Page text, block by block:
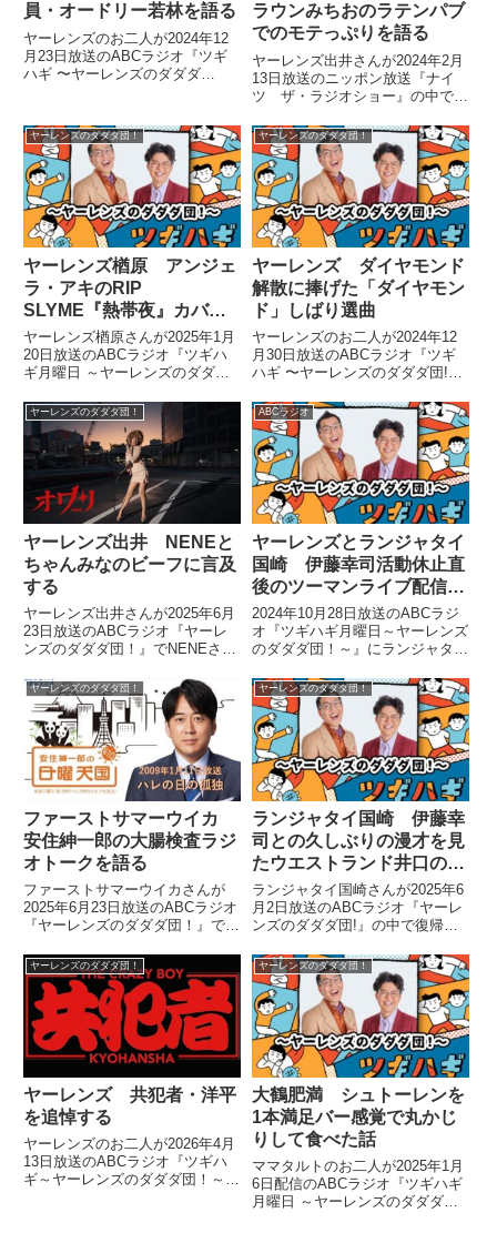
員・オードリー若林を語る
ヤーレンズのお二人が2024年12
月23日放送のABCラジオ『ツギ
ハギ 〜ヤーレンズのダダダ
めた事務所の先輩、オードリー若
林さんについて話していました。
ラウンみちおのラテンパブ
でのモテっぷりを語る
ヤーレンズ出井さんが2024年2月
13日放送のニッポン放送『ナイ
ツ ザ・ラジオショー』の中でト
国パブに飲みに行っていた件につ
いてトーク。みちおさんのラテン
女性からのモテっぷりについて、
話していました。
ヤーレンズのダダダ団！
ヤーレンズ楢原 アンジェ
ラ・アキのRIP
SLYME『熱帯夜』カバー
を語る
ヤーレンズ楢原さんが2025年1月
20日放送のABCラジオ『ツギハ
ギ月曜日 ～ヤーレンズのダダダ
さんがかつて、フェスで披露した
RIP SLYME『熱帯夜』カバーに
ついて話していました。
ヤーレンズのダダダ団！
ヤーレンズ ダイヤモンド
解散に捧げた「ダイヤモン
ド」しばり選曲
ヤーレンズのお二人が2024年12
月30日放送のABCラジオ『ツギ
ハギ 〜ヤーレンズのダダダ団!』
選曲していました。
ヤーレンズのダダダ団！
ヤーレンズ出井 NENEと
ちゃんみなのビーフに言及
する
ヤーレンズ出井さんが2025年6月
23日放送のABCラジオ『ヤーレ
ンズのダダダ団！』でNENEさん
及していました。
ABCラジオ
ヤーレンズとランジャタイ
国崎 伊藤幸司活動休止直
後のツーマンライブ配信大
幅カットを語る
2024年10月28日放送のABCラジ
オ『ツギハギ月曜日～ヤーレンズ
のダダダ団！～』にランジャタイ
タイ伊藤さんが不祥事を起こして
活動休止になった3日後、ヤーレ
ンズと国崎さんで渋谷区文化総合
センター大和田・伝承ホールで行
ったツーマンライブ『ランジャタ
イのともだちんライブその2』に
ついて話した部分をご紹介しま
す。
ヤーレンズのダダダ団！
ファーストサマーウイカ
安住紳一郎の大腸検査ラジ
オトークを語る
ファーストサマーウイカさんが
2025年6月23日放送のABCラジオ
『ヤーレンズのダダダ団！』で安
ークについて話していました。
ヤーレンズのダダダ団！
ランジャタイ国崎 伊藤幸
司との久しぶりの漫才を見
たウエストランド井口の一
言を語る
ランジャタイ国崎さんが2025年6
月2日放送のABCラジオ『ヤーレ
ンズのダダダ団!』の中で復帰し
久しぶりに漫才をしたことについ
てトーク。とある収録でその漫才
を見ていたウエストランド井口さ
んから言われた一言を紹介してい
ました。
ヤーレンズのダダダ団！
ヤーレンズ 共犯者・洋平
を追悼する
ヤーレンズのお二人が2026年4月
13日放送のABCラジオ『ツギハ
ギ～ヤーレンズのダダダ団！～』
ヤーレンズのダダダ団！
大鶴肥満 シュトーレンを
1本満足バー感覚で丸かじ
りして食べた話
ママタルトのお二人が2025年1月
6日配信のABCラジオ『ツギハギ
月曜日 ～ヤーレンズのダダダ